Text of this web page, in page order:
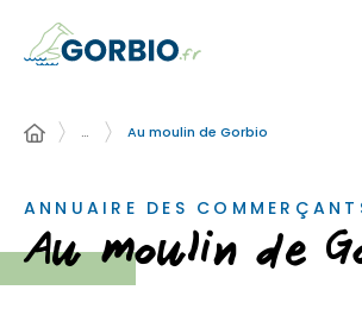
… Au moulin de Gorbio
ANNUAIRE DES
Au moulin de